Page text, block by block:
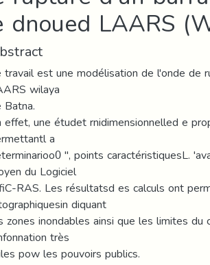
dnoued LAARS
travail est une modélisation de l'onde de
wilaya
effet, une étudet rnidimensionnelled e
a
", points caractéristiquesL.
du Logiciel
RAS. Les résultatsd es calculs ont
diquant
zones inondables ainsi que les limites du
très
pow les pouvoirs publics.